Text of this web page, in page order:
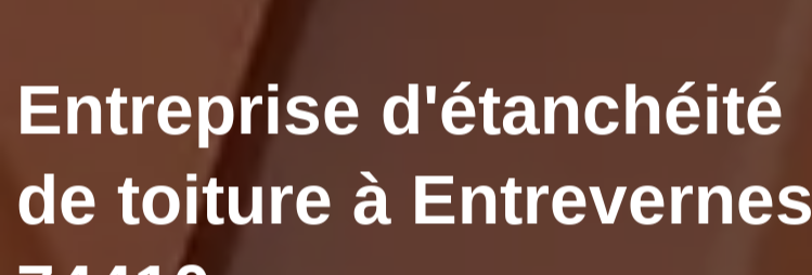
Entreprise d'étanchéité
de toiture à Entrevernes